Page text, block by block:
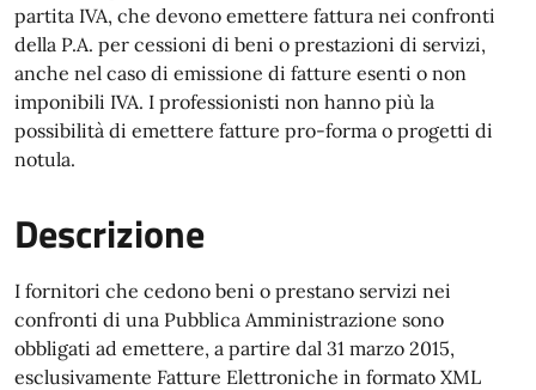
partita IVA, che devono emettere fattura nei confronti
della P.A. per cessioni di beni o prestazioni di servizi,
anche nel caso di emissione di fatture esenti o non
imponibili IVA. I professionisti non hanno più la
possibilità di emettere fatture pro-forma o progetti di
notula.
Descrizione
I fornitori che cedono beni o prestano servizi nei
confronti di una Pubblica Amministrazione sono
obbligati ad emettere, a partire dal 31 marzo 2015,
esclusivamente Fatture Elettroniche in formato XML